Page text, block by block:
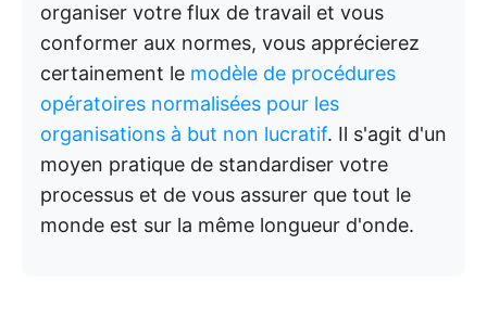
organiser votre flux de travail et vous
conformer aux normes, vous apprécierez
certainement le modèle de procédures
opératoires normalisées pour les
organisations à but non lucratif. Il s'agit d'un
moyen pratique de standardiser votre
processus et de vous assurer que tout le
monde est sur la même longueur d'onde.